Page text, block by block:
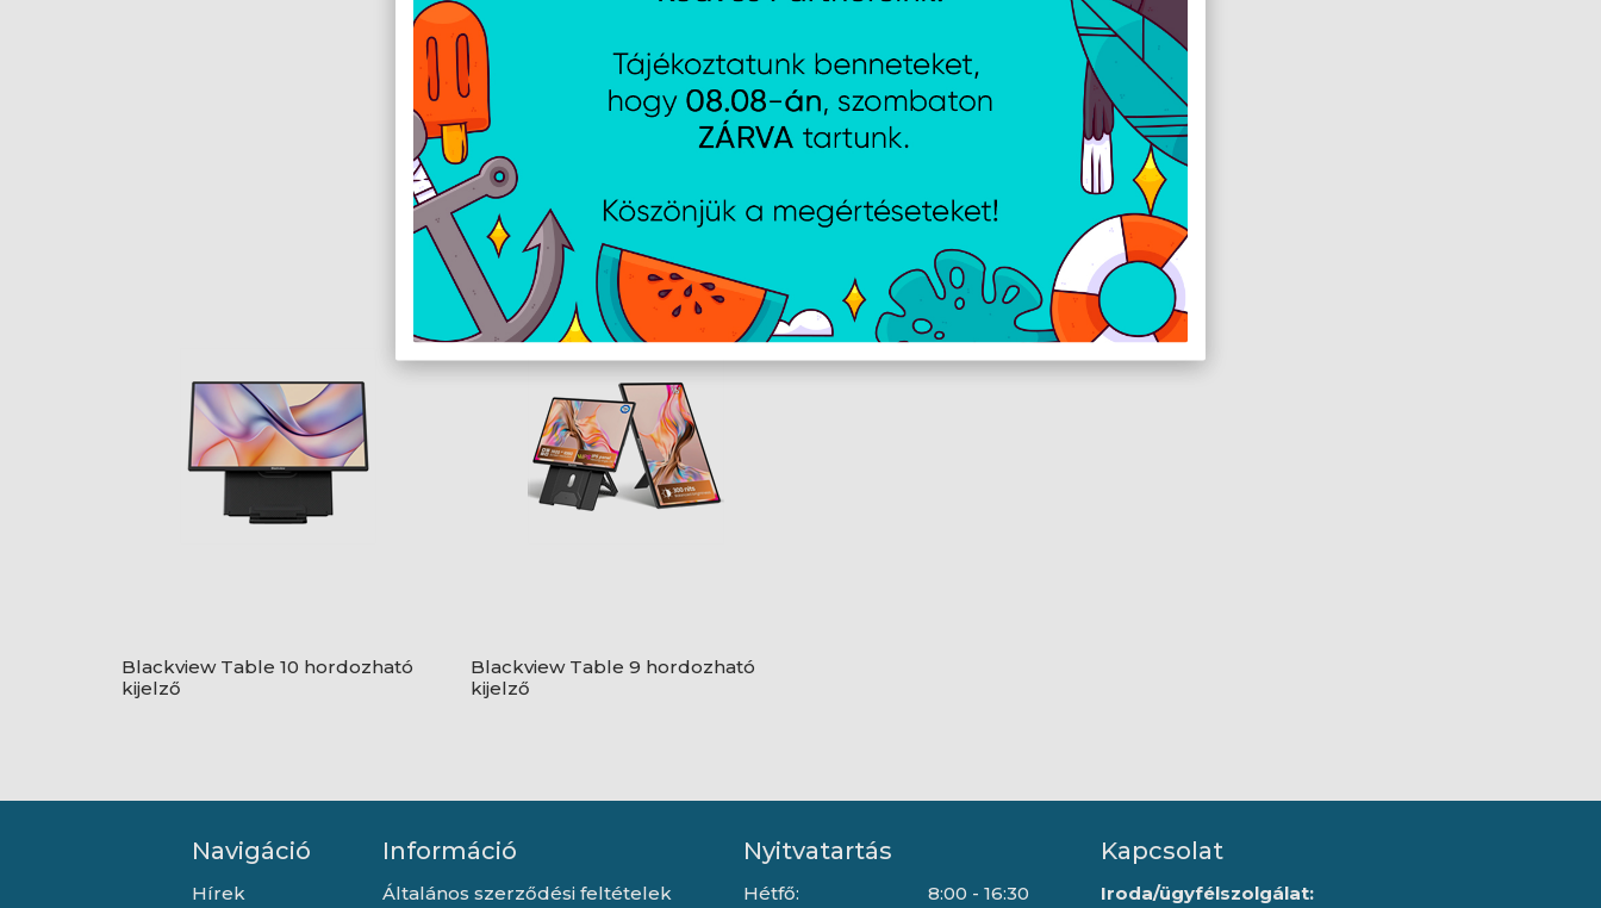
1×micro HDMI 1.4
1×3,5 mm jack hangkimenet
Méret: 355,5×221,6×12 mm
Tömeg: 0,816 kg
AJÁNLATUNKBÓL
Blackview Table 10 hordozható
kijelző
Blackview Table 9 hordozható
kijelző
Navigáció
Hírek
Információ
Általános szerződési feltételek
Nyitvatartás
Hétfő:
8:00 - 16:30
Kapcsolat
Iroda/ügyfélszolgálat: